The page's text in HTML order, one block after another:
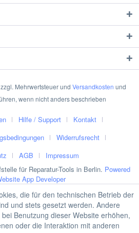
Mehrwertsteuer und Versandkosten und
wenn nicht anders beschrieben
Hilfe / Support
Kontakt
Widerrufsrecht
AGB
Impressum
für Reparatur-Tools in Berlin. Powered
App Developer
die für den technischen Betrieb der
und stets gesetzt werden. Andere
Benutzung dieser Website erhöhen,
oder die Interaktion mit anderen